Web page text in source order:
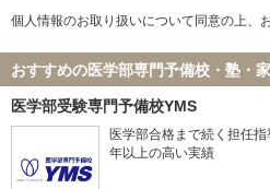
個人情報のお取り扱いについて同意の上、
おすすめの医学部専門予備校・塾・
医学部受験専門予備校YMS
医学部合格まで続く担任
年以上の高い実績